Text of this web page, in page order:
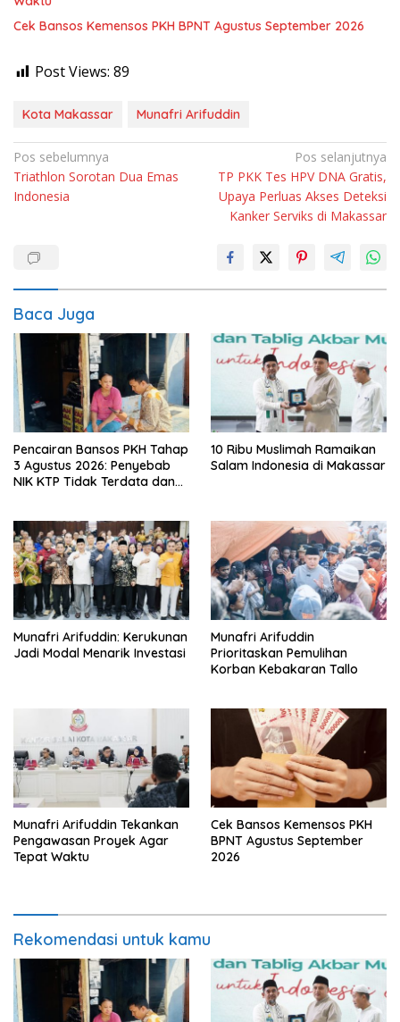
Cek Bansos Kemensos PKH BPNT Agustus September 2026
Post Views: 89
Kota Makassar Munafri Arifuddin
Navigasi
pos
Pos sebelumnya
Triathlon Sorotan Dua Emas
Indonesia
Pos selanjutnya
TP PKK Tes HPV DNA Gratis,
Upaya Perluas Akses Deteksi
Kanker Serviks di Makassar
Baca Juga
Pencairan Bansos PKH Tahap
3 Agustus 2026: Penyebab
NIK KTP Tidak Terdata dan
10 Ribu Muslimah Ramaikan
Salam Indonesia di Makassar
Munafri Arifuddin: Kerukunan
Jadi Modal Menarik Investasi
Munafri Arifuddin
Prioritaskan Pemulihan
Korban Kebakaran Tallo
Munafri Arifuddin Tekankan
Pengawasan Proyek Agar
Tepat Waktu
Cek Bansos Kemensos PKH
BPNT Agustus September
2026
Rekomendasi untuk kamu